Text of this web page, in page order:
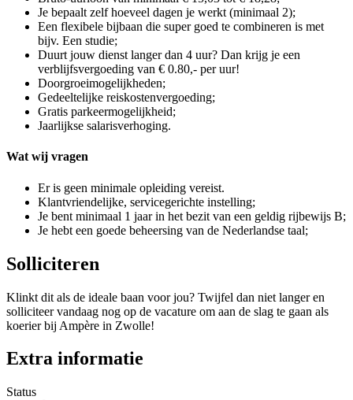
Je bepaalt zelf hoeveel dagen je werkt (minimaal 2);
Een flexibele bijbaan die super goed te combineren is met
bijv. Een studie;
Duurt jouw dienst langer dan 4 uur? Dan krijg je een
verblijfsvergoeding van € 0.80,- per uur!
Doorgroeimogelijkheden;
Gedeeltelijke reiskostenvergoeding;
Gratis parkeermogelijkheid;
Jaarlijkse salarisverhoging.
Wat wij vragen
Er is geen minimale opleiding vereist.
Klantvriendelijke, servicegerichte instelling;
Je bent minimaal 1 jaar in het bezit van een geldig rijbewijs B;
Je hebt een goede beheersing van de Nederlandse taal;
Solliciteren
Klinkt dit als de ideale baan voor jou? Twijfel dan niet langer en
solliciteer vandaag nog op de vacature om aan de slag te gaan als
koerier bij Ampère in Zwolle!
Extra informatie
Status